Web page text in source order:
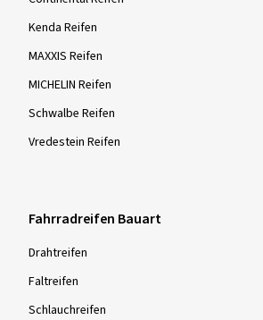
Kenda Reifen
MAXXIS Reifen
MICHELIN Reifen
Schwalbe Reifen
Vredestein Reifen
Fahrradreifen Bauart
Drahtreifen
Faltreifen
Schlauchreifen